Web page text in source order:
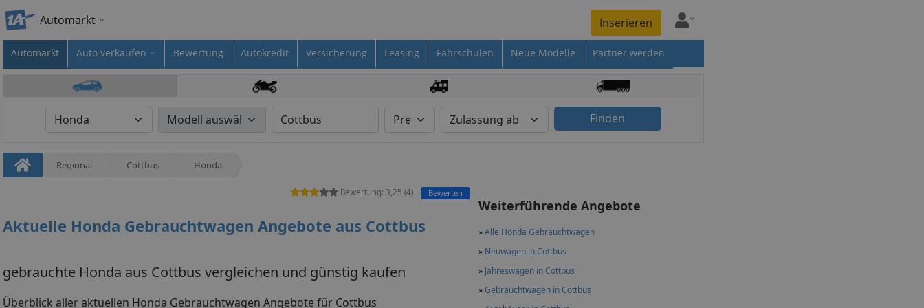
Automarkt Inserieren
Automarkt Auto verkaufen Bewertung Autokredit Versicherung Leasing Fahrschulen Neue Modelle Partner werden
Finden
Regional Cottbus Honda
Weiterführende Angebote
»Alle Honda Gebrauchtwagen
» Neuwagen in Cottbus
» Jahreswagen in Cottbus
»Gebrauchtwagen in Cottbus
Bewertung: 3,25 (4) Bewerten
Aktuelle Honda Gebrauchtwagen Angebote aus Cottbus
gebrauchte Honda aus Cottbus vergleichen und günstig kaufen
Überblick aller aktuellen Honda Gebrauchtwagen Angebote für Cottbus